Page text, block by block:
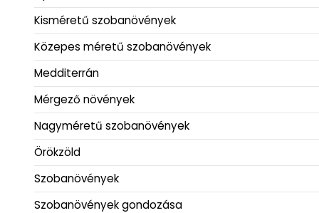
Kisméretű szobanövények
Közepes méretű szobanövények
Medditerrán
Mérgező növények
Nagyméretű szobanövények
Örökzöld
Szobanövények
Szobanövények gondozása